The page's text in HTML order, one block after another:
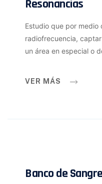
Resonancias
Estudio que por medio
radiofrecuencia,
un área en especial o
VER MÁS
Banco de Sangre